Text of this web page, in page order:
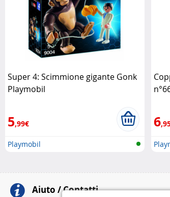
Super 4: Scimmione gigante Gonk
Playmobil
5,99€
Playmobil
6
Aiuto / Contatti